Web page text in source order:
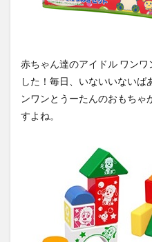
赤ちゃん達のアイドル ワン
した！毎日、いないいないば
ンワンとうーたんのおもちゃ
すよね。